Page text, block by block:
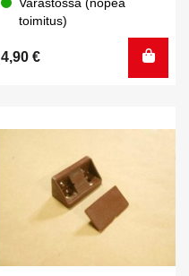
Varastossa (nopea
toimitus)
4,90 €